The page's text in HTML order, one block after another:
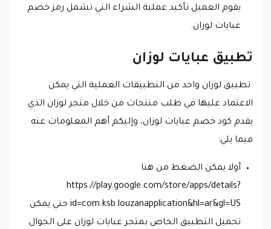
يقوم العميل تأكيد عملية الشراء التي تشمل رمز خصم
عبايات لوزان.
تطبيق عبايات لوزان
تطبيق لوزان واحد من التطبيقات العملية التي يمكن
الاعتماد عليها في طلب منتجات من خلال متجر لوزان الذي
يقدم كود خصم عبايات لوزان، وإليكم أهم المعلومات عنه
فيما يلي:
أولا يمكن الضغط من هنا
https://play.google.com/store/apps/details?
id=com.ksb.louzanapplication&hl=ar&gl=US حتي يمكن
تحميل التطبيق الخاص بمتجر عبايات لوزان على الجوال.